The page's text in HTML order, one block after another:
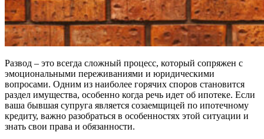
Развод – это всегда сложный процесс, который сопряжен с
эмоциональными переживаниями и юридическими
вопросами. Одним из наиболее горячих споров становится
раздел имущества, особенно когда речь идет об ипотеке. Если
ваша бывшая супруга является созаемщицей по ипотечному
кредиту, важно разобраться в особенностях этой ситуации и
знать свои права и обязанности.